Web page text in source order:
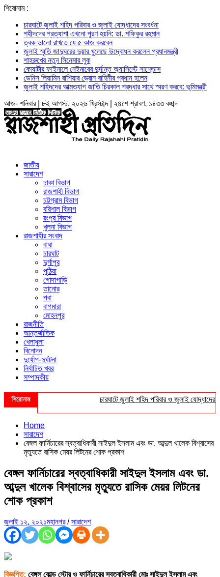
শিরোনাম :
চারঘাটে জুলাই শহিদ পরিবার ও জুলাই যোদ্ধাদের সংবর্ধনা
শহীদদের প্রত্যাশা এখনো পূরণ হয়নি: ডা. শফিকুর রহমান
ত্বক ভালো রাখতে যে ৫ কাজ করবেন
জুলাই স্মৃতি জাদুঘরের দুয়ার খুলেছে উদ্বোধন করলেন প্রধানমন্ত্রী
শাহরুখের নতুন সিনেমার লুক
কোয়ার্টার ফাইনালে নেইমারের দুর্দান্ত অ্যাসিস্টে সান্তোস
ডেনিস লিয়ামিন রাশিয়ার ড্রোন বাহিনীর প্রধান হলেন
জুলাই শহিদদের আত্মত্যাগ জাতি চিরকাল শ্রদ্ধার সাথে স্মরণ করবে: ভূমিমন্ত্রী
আজ- শনিবার | ৮ই আগস্ট, ২০২৬ খ্রিস্টাব্দ | ২৪শে শ্রাবণ, ১৪৩৩ বঙ্গাব্দ
জাতীয়
সারাদেশ
ঢাকা বিভাগ
রাজশাহী বিভাগ
চট্টগ্রাম বিভাগ
বরিশাল বিভাগ
রংপুর বিভাগ
খুলনা বিভাগ
রাজশাহীর সংবাদ
বাঘা
চারঘাট
দুর্গাপুর
পুঠিয়া
গোদাগাড়ি
তানোর
পবা
বাগমারা
মোহনপুর
রাজনীতি
আন্তর্জাতিক
খেলাধুলা
বিনোদন
দুর্যোগ-দুর্ঘটনা
নির্বাচিত খবর
সম্পাদকীয়
শিরোনাম চারঘাটে জুলাই শহিদ পরিবার ও জুলাই যোদ্ধাদের
Home
সারাদেশ
বেঙ্গল ফার্নিচারের স্বত্বাধিকারী সাইদুল ইসলাম এবং ডা. আব্দুল খালেক বিশ্বাসের
মৃত্যুতে রাসিক মেয়র লিটনের শোক প্রকাশ
বেঙ্গল ফার্নিচারের স্বত্বাধিকারী সাইদুল ইসলাম এবং ডা.
আব্দুল খালেক বিশ্বাসের মৃত্যুতে রাসিক মেয়র লিটনের
শোক প্রকাশ
জুলাই ১২, ২০২১মহানগর/সারাদেশ
বিজ্ঞপ্তি: বেঙ্গল কোল্ড স্টোর ও ফার্নিচারের স্বত্বাধিকারী মোঃ সাইদুল ইসলাম এবং